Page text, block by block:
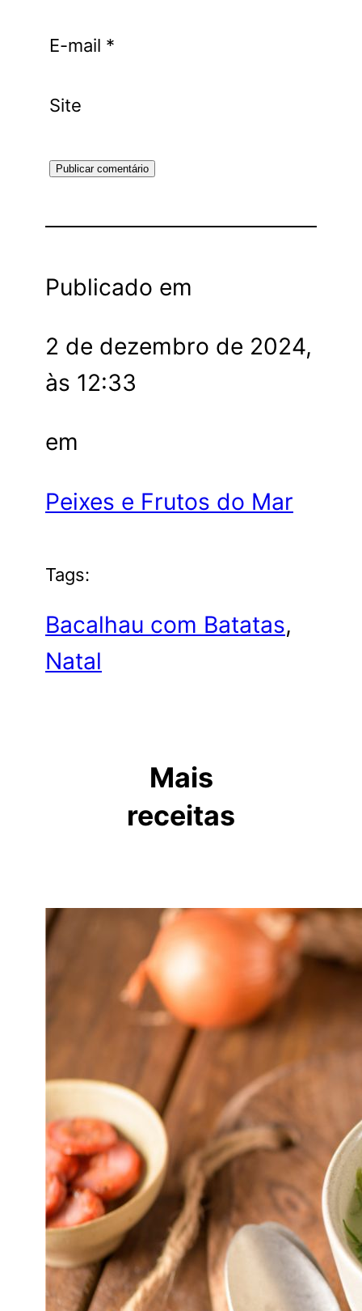
E-mail *
Site
Publicado em
2 de dezembro de 2024,
às 12:33
em
Peixes e Frutos do Mar
Tags:
Bacalhau com Batatas
Natal
Mais
receitas